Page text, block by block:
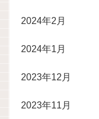
2024年2月
2024年1月
2023年12月
2023年11月